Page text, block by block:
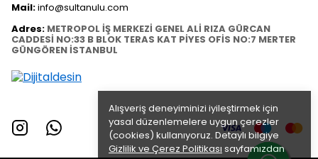
Alışveriş deneyiminizi iyileştirmek için
yasal düzenlemelere uygun çerezler
(cookies) kullanıyoruz. Detaylı bilgiye
Gizlilik ve Çerez Politikası sayfamızdan
Mail:info@sultanulu.com
Adres: METROPOL İŞ MERKEZİ GENEL ALİ RIZA GÜRCAN
CADDESİ NO:33 B BLOK TERAS KAT PİYES OFİS NO:7 MERTER
GÜNGÖREN İSTANBUL